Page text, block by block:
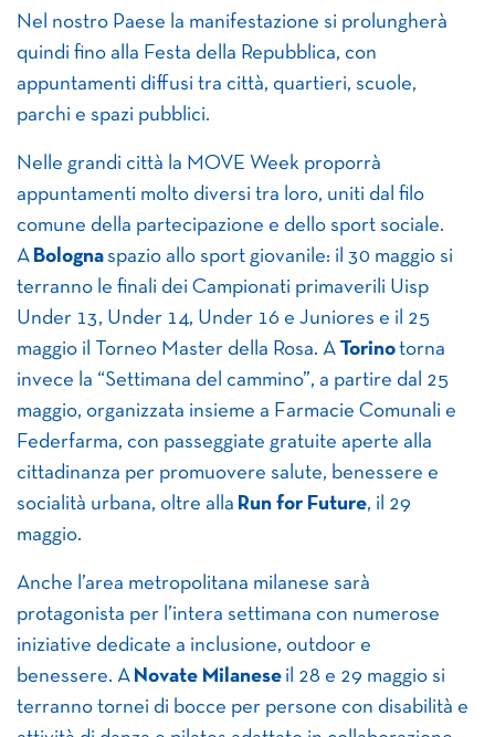
Nel nostro Paese la manifestazione si prolungherà
quindi fino alla Festa della Repubblica, con
appuntamenti diffusi tra città, quartieri, scuole,
parchi e spazi pubblici.
Nelle grandi città la MOVE Week proporrà
appuntamenti molto diversi tra loro, uniti dal filo
comune della partecipazione e dello sport sociale.
A Bolognaspazio allo sport giovanile: il 30 maggio si
terranno le finali dei Campionati primaverili Uisp
Under 13, Under 14, Under 16 e Juniores e il 25
maggio il Torneo Master della Rosa. A Torinotorna
invece la “Settimana del cammino”, a partire dal 25
maggio, organizzata insieme a Farmacie Comunali e
Federfarma, con passeggiate gratuite aperte alla
cittadinanza per promuovere salute, benessere e
socialità urbana, oltre alla Run for Future, il 29
maggio.
Anche l’area metropolitana milanese sarà
protagonista per l’intera settimana con numerose
iniziative dedicate a inclusione, outdoor e
benessere. A Novate Milanese il 28 e 29 maggio si
terranno tornei di bocce per persone con disabilità e